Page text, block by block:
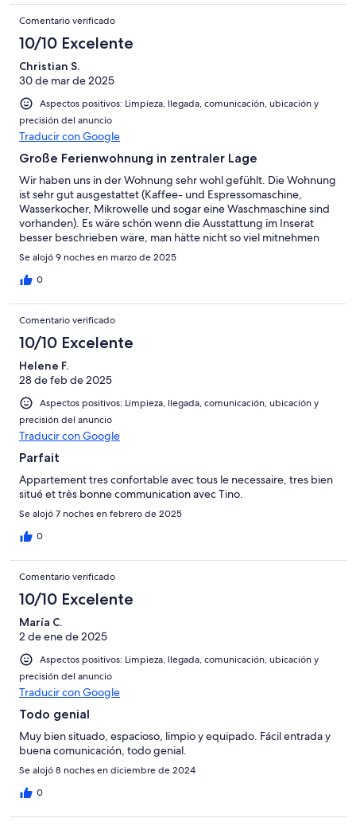
Comentario verificado
10/10 Excelente
Christian S.
30 de mar de 2025
Aspectos positivos: Limpieza, llegada, comunicación, ubicación y
precisión del anuncio
Traducir con Google
Große Ferienwohnung in zentraler Lage
Wir haben uns in der Wohnung sehr wohl gefühlt. Die Wohnung
ist sehr gut ausgestattet (Kaffee- und Espressomaschine,
Wasserkocher, Mikrowelle und sogar eine Waschmaschine sind
vorhanden). Es wäre schön wenn die Ausstattung im Inserat
besser beschrieben wäre, man hätte nicht so viel mitnehmen
müssen (z.B. Fön, Sonnenschirm). Handtücher, auch für den
Strand, waren in ausreichender Menge vorhanden. Die Betten
waren sehr bequem, wir haben gut geschlafen. Der Strand,
Balkon liegt zur Straße, ist mit Markise, Sitzgruppe und 2 Liegen
ausgestattet (Morgensonne). Die Kommunikation mit dem
Vermieter war problemlos über Whatsapp. Wir würden die
Wohnung jederzeit wieder buchen.Vielen Dank Tino
Se alojó 9 noches en marzo de 2025
0
Comentario verificado
10/10 Excelente
Helene F.
28 de feb de 2025
Aspectos positivos: Limpieza, llegada, comunicación, ubicación y
precisión del anuncio
Traducir con Google
Parfait
Appartement tres confortable avec tous le necessaire, tres bien
situé et très bonne communication avec Tino.
Se alojó 7 noches en febrero de 2025
0
Comentario verificado
10/10 Excelente
María C.
2 de ene de 2025
Aspectos positivos: Limpieza, llegada, comunicación, ubicación y
precisión del anuncio
Traducir con Google
Todo genial
Muy bien situado, espacioso, limpio y equipado. Fácil entrada y
buena comunicación, todo genial.
Se alojó 8 noches en diciembre de 2024
0